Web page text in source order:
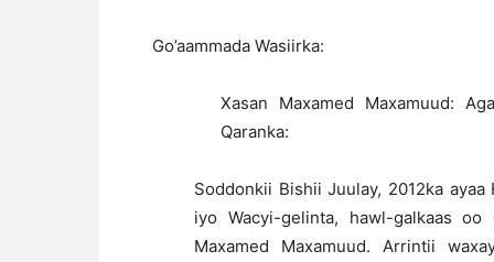
Go’aammada Wasiirka:
Xasan Maxamed Maxamuud:
Qaranka:
Soddonkii Bishii Juulay, 2012ka
iyo Wacyi-gelinta, hawl-galkaas
Maxamed Maxamuud. Arrintii